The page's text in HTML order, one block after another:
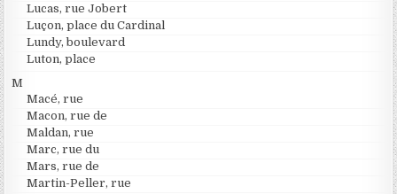
Lucas, rue Jobert
Luçon, place du Cardinal
Lundy, boulevard
Luton, place
M
Macé, rue
Macon, rue de
Maldan, rue
Marc, rue du
Mars, rue de
Martin-Peller, rue